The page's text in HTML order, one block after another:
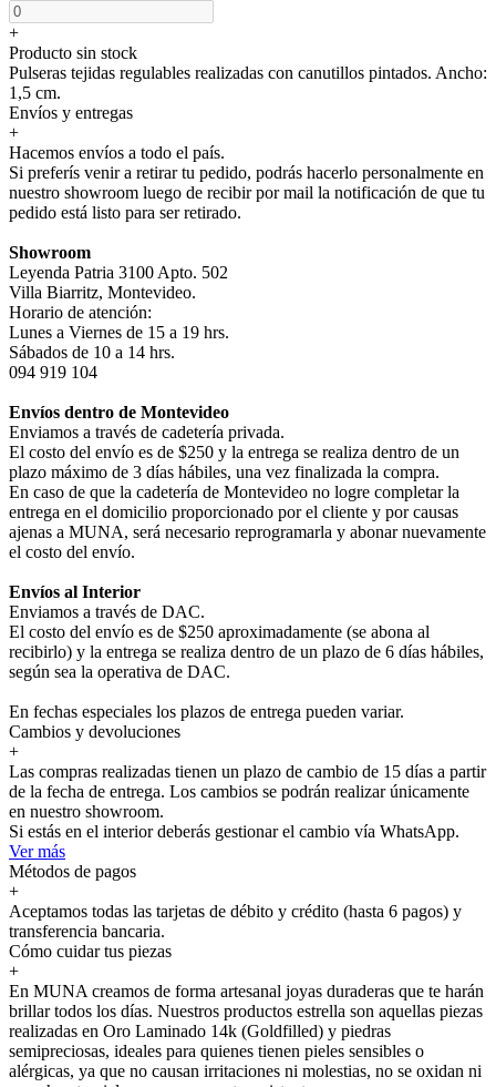
+
Producto sin stock
Pulseras tejidas regulables realizadas con canutillos pintados. Ancho:
1,5 cm.
Envíos y entregas
+
Hacemos envíos a todo el país.
Si preferís venir a retirar tu pedido, podrás hacerlo personalmente en
nuestro showroom luego de recibir por mail la notificación de que tu
pedido está listo para ser retirado.
Showroom
Leyenda Patria 3100 Apto. 502
Villa Biarritz, Montevideo.
Horario de atención:
Lunes a Viernes de 15 a 19 hrs.
Sábados de 10 a 14 hrs.
094 919 104
Envíos dentro de Montevideo
Enviamos a través de cadetería privada.
El costo del envío es de $250 y la entrega se realiza dentro de un
plazo máximo de 3 días hábiles, una vez finalizada la compra.
En caso de que la cadetería de Montevideo no logre completar la
entrega en el domicilio proporcionado por el cliente y por causas
ajenas a MUNA, será necesario reprogramarla y abonar nuevamente
el costo del envío.
Envíos al Interior
Enviamos a través de DAC.
El costo del envío es de $250 aproximadamente (se abona al
recibirlo) y la entrega se realiza dentro de un plazo de 6 días hábiles,
según sea la operativa de DAC.
En fechas especiales los plazos de entrega pueden variar.
Cambios y devoluciones
+
Las compras realizadas tienen un plazo de cambio de 15 días a partir
de la fecha de entrega. Los cambios se podrán realizar únicamente
en nuestro showroom.
Si estás en el interior deberás gestionar el cambio vía WhatsApp.
Ver más
Métodos de pagos
+
Aceptamos todas las tarjetas de débito y crédito (hasta 6 pagos) y
transferencia bancaria.
Cómo cuidar tus piezas
+
En MUNA creamos de forma artesanal joyas duraderas que te harán
brillar todos los días. Nuestros productos estrella son aquellas piezas
realizadas en Oro Laminado 14k (Goldfilled) y piedras
semipreciosas, ideales para quienes tienen pieles sensibles o
alérgicas, ya que no causan irritaciones ni molestias, no se oxidan ni